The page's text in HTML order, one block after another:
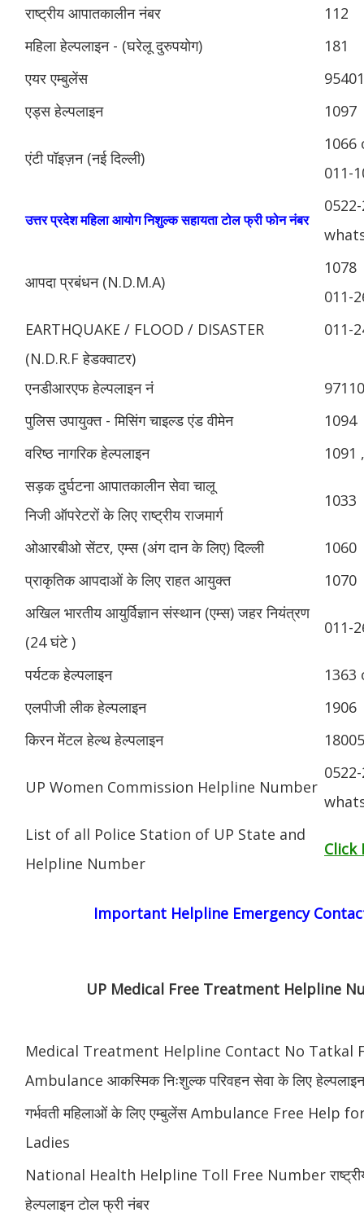
राष्ट्रीय आपातकालीन नंबर
112
महिला हेल्पलाइन - (घरेलू दुरुपयोग)
181
एयर एम्बुलेंस
एड्स हेल्पलाइन
1097
एंटी पॉइज़न (नई दिल्ली)
1066
011-
उत्तर प्रदेश महिला आयोग निशुल्क सहायता टोल फ्री फोन नंबर
आपदा प्रबंधन (N.D.M.A)
1078
011-
EARTHQUAKE / FLOOD / DISASTER
(N.D.R.F हेडक्वाटर)
एनडीआरएफ हेल्पलाइन नं
011-
पुलिस उपायुक्त - मिसिंग चाइल्ड एंड वीमेन
1094
वरिष्ठ नागरिक हेल्पलाइन
1091
सड़क दुर्घटना आपातकालीन सेवा चालू
निजी ऑपरेटरों के लिए राष्ट्रीय राजमार्ग
1033
ओआरबीओ सेंटर, एम्स (अंग दान के लिए) दिल्ली
1060
प्राकृतिक आपदाओं के लिए राहत आयुक्त
1070
अखिल भारतीय आयुर्विज्ञान संस्थान (एम्स) जहर नियंत्रण
(24 घंटे )
011-
पर्यटक हेल्पलाइन
1363
एलपीजी लीक हेल्पलाइन
1906
किरन मेंटल हेल्थ हेल्पलाइन
UP Women Commission Helpline Number
List of all Police Station of UP State and
Helpline Number
Click
Important Helpline Emergency
UP Medical Free Treatment Helpline
Medical Treatment Helpline Contact No Tatkal
Ambulance आकस्मिक निःशुल्क परिवहन सेवा के लिए हेल्पलाइन
गर्भवती महिलाओं के लिए एम्बुलेंस Ambulance Free Help
Ladies
National Health Helpline Toll Free Number
हेल्पलाइन टोल फ्री नंबर